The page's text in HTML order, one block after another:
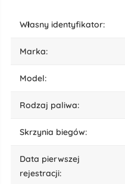
własny identyfikator:
marka:
model:
rodzaj paliwa:
skrzynia biegów:
data pierwszej
rejestracji: